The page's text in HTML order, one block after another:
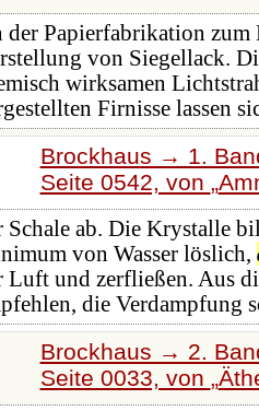
der Papierfabrikation zum
von Siegellack.
wirksamen
Firnisse lassen
Brockhaus → 1.
Seite 0542, von
Schale ab. Die Krystalle
von Wasser löslich,
Luft und zerfließen. Aus
die Verdampfung
Brockhaus → 2.
Seite 0033, von